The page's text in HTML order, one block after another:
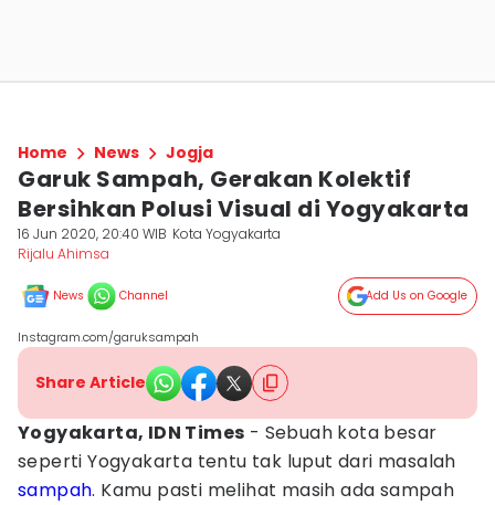
Home News Jogja
Garuk Sampah, Gerakan Kolektif
Bersihkan Polusi Visual di Yogyakarta
16 Jun 2020, 20:40 WIB Kota Yogyakarta
Rijalu Ahimsa
News Channel Add Us on Google
Instagram.com/garuksampah
Share Article
Yogyakarta, IDN Times - Sebuah kota besar
seperti Yogyakarta tentu tak luput dari masalah
sampah. Kamu pasti melihat masih ada sampah